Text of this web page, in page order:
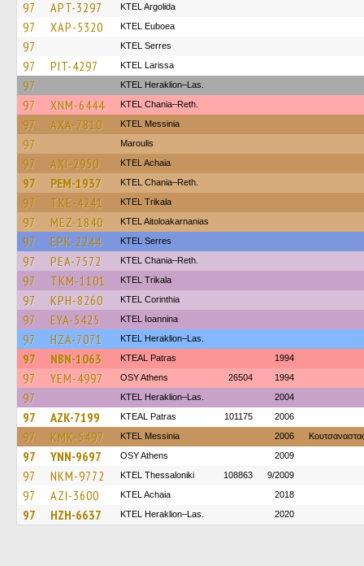
97 APT-3297 KTEL Argolida
97 XAP-5320 ΚΤΕL Euboea
97 KTEL Serres
97 PIT-4297 KTEL Larissa
97 KTEL Heraklion–Las.
97 XNM-6444 KTEL Chania–Reth.
97 AXA-7810 KTEL Messinia
97 Maroulis
97 AXI-2950 KTEL Achaia
97 PEM-1937 KTEL Chania–Reth.
97 TKE-4241 ΚΤΕL Τrikala
97 MEZ-1840 KTEL Aitoloakarnanias
97 EPK-2244 KTEL Serres
97 PEA-7572 KTEL Chania–Reth.
97 TKM-1101 ΚΤΕL Τrikala
97 KPH-8260 KTEL Corinthia
97 EYA-5425 KTEL Ioannina
97 HZA-7071 KTEL Heraklion–Las.
97 NBN-1063 KTEAL Patras 1994
97 YEM-4997 OSY Athens 26504 1994
97 KTEL Heraklion–Las. 2004
97 AZK-7199 KTEAL Patras 101175 2006
97 KMK-5497 KTEL Messinia 2006
97 YNN-9697 OSY Athens 2009
97 NKM-9772 KTEL Thessaloniki 108863 9/2009
97 AZI-3600 KTEL Achaia 2018
97 HZH-6637 KTEL Heraklion–Las. 2020